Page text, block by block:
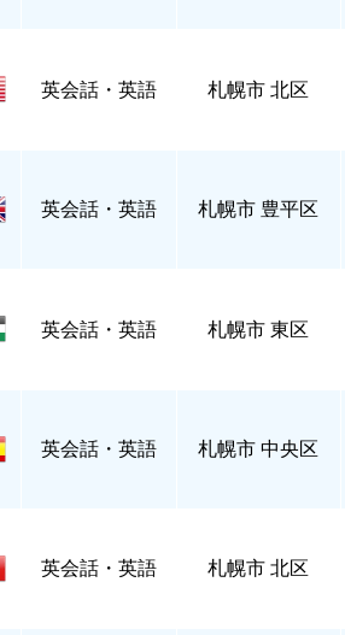
英会話・英語 札幌市 北区
英会話・英語 札幌市 豊平区
英会話・英語 札幌市 東区
英会話・英語 札幌市 中央区
英会話・英語 札幌市 北区